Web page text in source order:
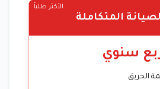
الأكثر طلباً
المتكاملة
سنوي
الحريق